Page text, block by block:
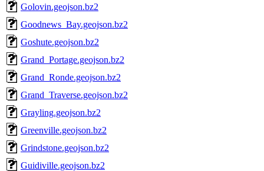
Golovin.geojson.bz2
Goodnews_Bay.geojson.bz2
Goshute.geojson.bz2
Grand_Portage.geojson.bz2
Grand_Ronde.geojson.bz2
Grand_Traverse.geojson.bz2
Grayling.geojson.bz2
Greenville.geojson.bz2
Grindstone.geojson.bz2
Guidiville.geojson.bz2